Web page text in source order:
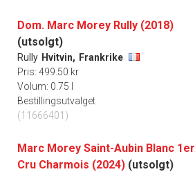
Dom. Marc Morey Rully (2018)
(utsolgt)
Rully Hvitvin, Frankrike
Pris: 499.50 kr
Volum: 0.75 l
Bestillingsutvalget
(11666401)
Marc Morey Saint-Aubin Blanc 1er
Cru Charmois (2024) (utsolgt)